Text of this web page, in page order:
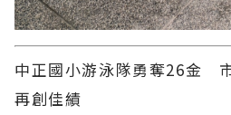
中正國小游泳隊勇奪26金
再創佳績